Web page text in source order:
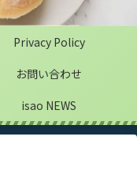
Privacy Policy
お問い合わせ
isao NEWS